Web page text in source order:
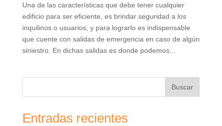
Una de las características que debe tener cualquier
edificio para ser eficiente, es brindar seguridad a los
inquilinos o usuarios, y para lograrlo es indispensable
que cuente con salidas de emergencia en caso de algún
siniestro. En dichas salidas es donde podemos...
Buscar
Entradas recientes